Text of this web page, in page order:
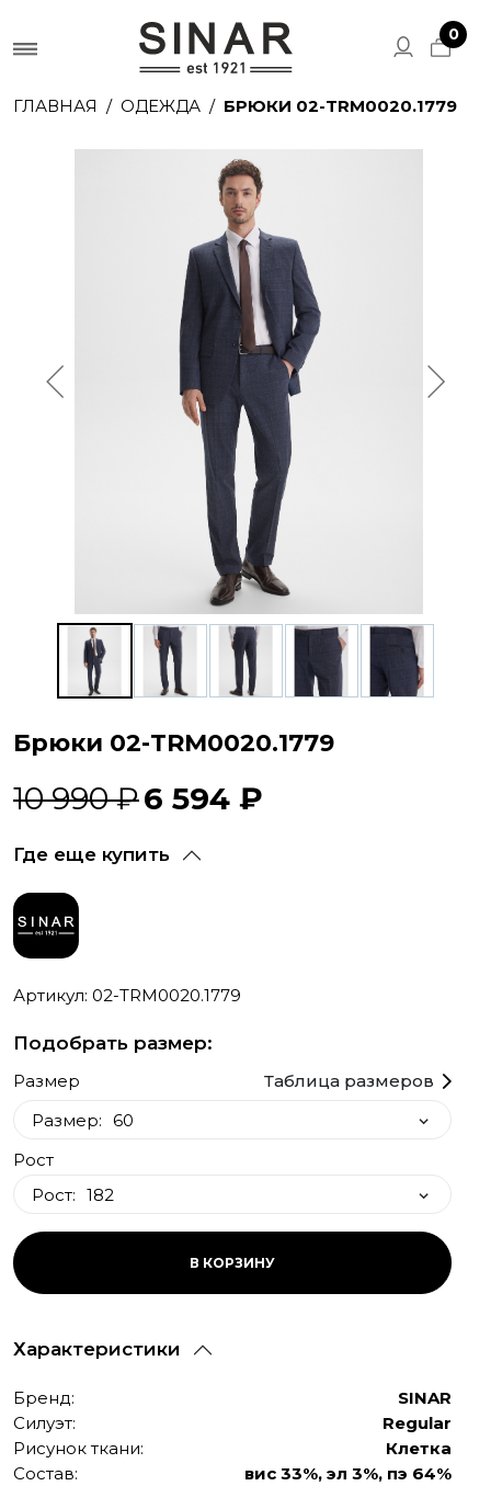
0
ГЛАВНАЯ ОДЕЖДА БРЮКИ 02-TRM0020.1779
Брюки 02-TRM0020.1779
10 990 ₽6 594 ₽
Где еще купить
Артикул: 02-TRM0020.1779
Подобрать размер:
Размер
Таблица размеров
Размер: 60
60
58
56
Рост
Рост: 182
В КОРЗИНУ
Характеристики
Бренд:
SINAR
Силуэт:
Regular
Рисунок ткани:
Клетка
Состав:
вис 33%, эл 3%, пэ 64%